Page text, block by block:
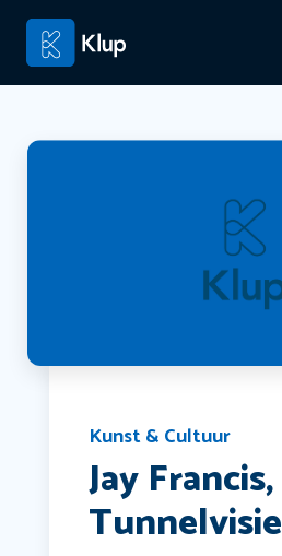
Kunst & Cultuur
Jay Francis,
Tunnelvisie